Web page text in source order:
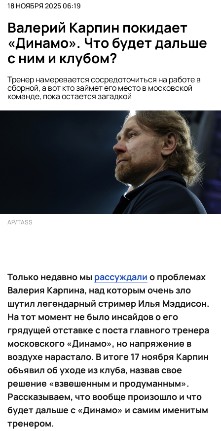
18 НОЯБРЯ 2025 06:19
Валерий Карпин покидает
«Динамо». Что будет дальше
с ним и клубом?
Тренер намеревается сосредоточиться на работе в
сборной, а вот кто займет его место в московской
команде, пока остается загадкой
AP/TASS
Только недавно мы рассуждали о проблемах
Валерия Карпина, над которым очень зло
шутил легендарный стример Илья Мэддисон.
На тот момент не было инсайдов о его
грядущей отставке с поста главного тренера
московского «Динамо», но напряжение в
воздухе нарастало. В итоге 17 ноября Карпин
объявил об уходе из клуба, назвав свое
решение «взвешенным и продуманным».
Рассказываем, что вообще произошло и что
будет дальше с «Динамо» и самим именитым
тренером.